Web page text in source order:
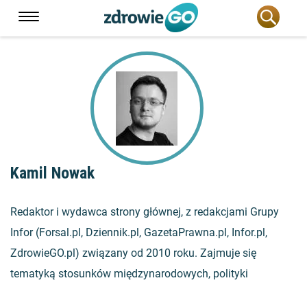
Kamil Nowak
Redaktor i wydawca strony głównej, z redakcjami Grupy
Infor (Forsal.pl, Dziennik.pl, GazetaPrawna.pl, Infor.pl,
ZdrowieGO.pl) związany od 2010 roku. Zajmuje się
tematyką stosunków międzynarodowych, polityki